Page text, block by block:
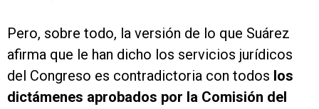
Pero, sobre todo, la versión de lo que Suárez
afirma que le han dicho los servicios jurídicos
del Congreso es contradictoria con todos los
dictámenes aprobados por la Comisión del